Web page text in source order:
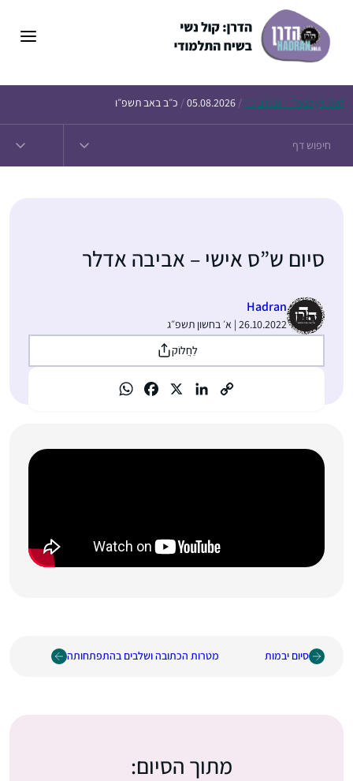
Today’s Daf – זבחים נ״ו /
05.08.2026
/ כ״ב באב תשפ״ו
סיום ש”ס אישי – אביבה אדלר
Hadran
26.10.2022 | א׳ בחשון תשפ״ג
לַחֲלוֹק
סיום יבמות מטרות הכתובה ושלבים בהתפתחותה
מתוך הסיום: